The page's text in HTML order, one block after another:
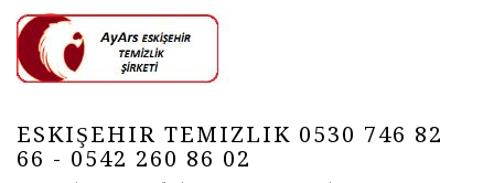
ESKIŞEHIR TEMIZLIK 0530 746 82
66 - 0542 260 86 02